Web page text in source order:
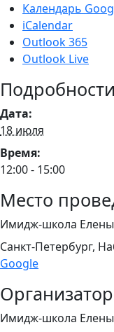
Календарь
iCalendar
Outlook 365
Outlook Live
Подробности
Дата:
18 июля
Время:
12:00 - 15:00
Место
Имидж-школа
Санкт-Петербург,
Google
Организатор
Имидж-школа